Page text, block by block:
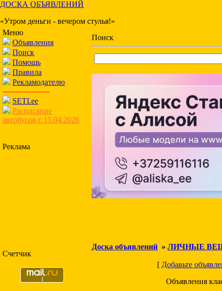
ДОСКА ОБЪЯВЛЕНИЙ
«Утром деньги - вечером стулья!»
Меню
Объявления
Поиск
Помощь
Правила
Рекламодателю
-------------------
SETI.ee
Расписание
автобусов с 15.04.2026
Реклама
Счетчик
Поиск
Доска объявлений » ЛИЧНЫЕ
[ Добавьте
Объявления